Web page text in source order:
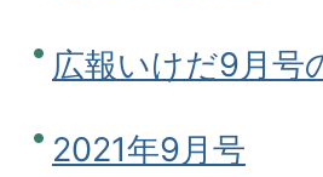
広報いけだ9月号
2021年9月号